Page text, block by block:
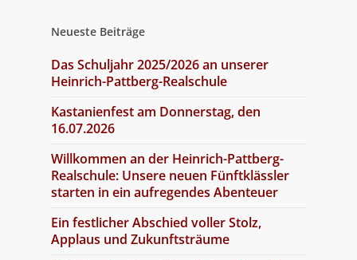
Neueste Beiträge
Das Schuljahr 2025/2026 an unserer
Heinrich-Pattberg-Realschule
Kastanienfest am Donnerstag, den
16.07.2026
Willkommen an der Heinrich-Pattberg-
Realschule: Unsere neuen Fünftklässler
starten in ein aufregendes Abenteuer
Ein festlicher Abschied voller Stolz,
Applaus und Zukunftsträume